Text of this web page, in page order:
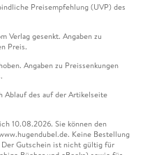
Preisempfehlung (UVP) des
Verlag gesenkt. Angaben zu
Preis.
Angaben zu Preissenkungen
Ablauf des auf der Artikelseite
10.08.2026. Sie können den
Keine Bestellung
Gutschein ist nicht gültig für